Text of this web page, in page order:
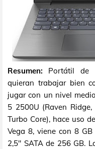
Resumen: Portátil de
quieran trabajar bien
jugar con un nivel
5 2500U (Raven
Turbo Core), hace uso
Vega 8, viene con 8
2,5" SATA de 256 GB.